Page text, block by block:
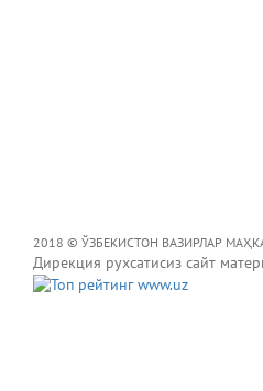
2018 © ЎЗБЕКИСТОН ВАЗИРЛАР
Дирекция рухсатисиз сайт